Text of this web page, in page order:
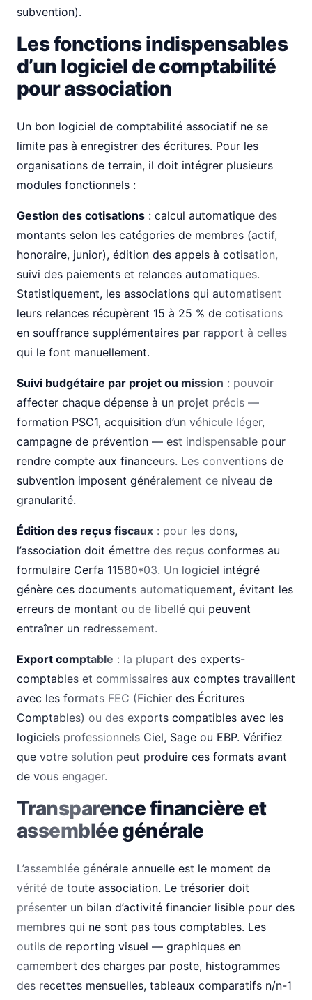
subvention).
Les fonctions indispensables
d’un logiciel de comptabilité
pour association
Un bon logiciel de comptabilité associatif ne se
limite pas à enregistrer des écritures. Pour les
organisations de terrain, il doit intégrer plusieurs
modules fonctionnels :
Gestion des cotisations : calcul automatique des
montants selon les catégories de membres (actif,
honoraire, junior), édition des appels à cotisation,
suivi des paiements et relances automatiques.
Statistiquement, les associations qui automatisent
leurs relances récupèrent 15 à 25 % de cotisations
en souffrance supplémentaires par rapport à celles
qui le font manuellement.
Suivi budgétaire par projet ou mission : pouvoir
affecter chaque dépense à un projet précis —
formation PSC1, acquisition d’un véhicule léger,
campagne de prévention — est indispensable pour
rendre compte aux financeurs. Les conventions de
subvention imposent généralement ce niveau de
granularité.
Édition des reçus fiscaux : pour les dons,
l’association doit émettre des reçus conformes au
formulaire Cerfa 11580*03. Un logiciel intégré
génère ces documents automatiquement, évitant les
erreurs de montant ou de libellé qui peuvent
entraîner un redressement.
Export comptable : la plupart des experts-
comptables et commissaires aux comptes travaillent
avec les formats FEC (Fichier des Écritures
Comptables) ou des exports compatibles avec les
logiciels professionnels Ciel, Sage ou EBP. Vérifiez
que votre solution peut produire ces formats avant
de vous engager.
Transparence financière et
assemblée générale
L’assemblée générale annuelle est le moment de
vérité de toute association. Le trésorier doit
présenter un bilan d’activité financier lisible pour des
membres qui ne sont pas tous comptables. Les
outils de reporting visuel — graphiques en
camembert des charges par poste, histogrammes
des recettes mensuelles, tableaux comparatifs n/n-1